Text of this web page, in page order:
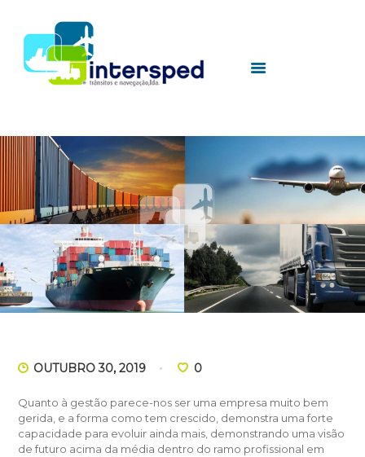
SOBRE NÓS
SERVIÇOS
UTILIDADES
CONTACTOS
OUTUBRO 30, 2019 0
Quanto à gestão parece-nos ser uma empresa muito bem
gerida, e a forma como tem crescido, demonstra uma forte
capacidade para evoluir ainda mais, demonstrando uma visão
de futuro acima da média dentro do ramo profissional em